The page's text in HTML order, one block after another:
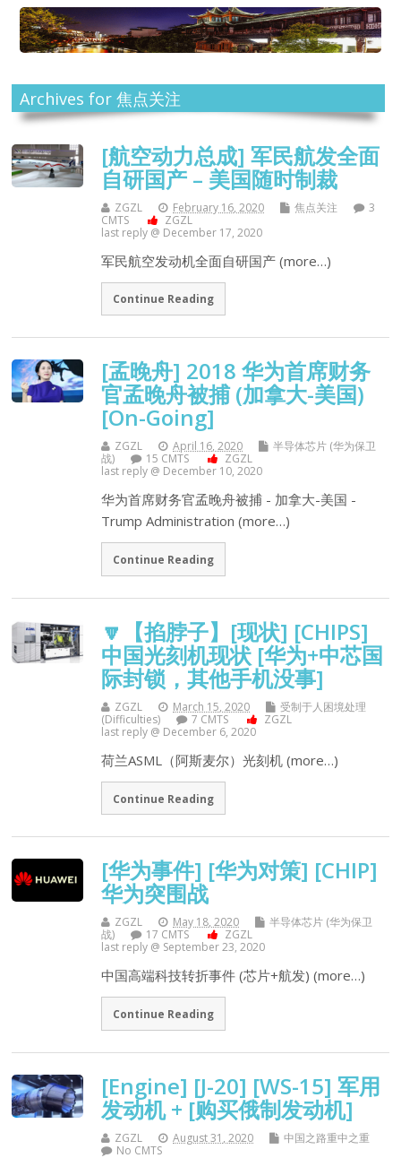
Archives for 焦点关注
[航空动力总成] 军民航发全面
自研国产 – 美国随时制裁
ZGZL February 16, 2020 焦点关注
3
CMTS
ZGZL
last reply @ December 17, 2020
军民航空发动机全面自研国产 (more…)
Continue Reading
[孟晚舟] 2018 华为首席财务
官孟晚舟被捕 (加拿大-美国)
[On-Going]
ZGZL April 16, 2020
半导体芯片 (华为保卫
战)
15 CMTS
ZGZL
last reply @ December 10, 2020
华为首席财务官孟晚舟被捕 - 加拿大-美国 -
Trump Administration (more…)
Continue Reading
🔽【掐脖子】[现状] [CHIPS]
中国光刻机现状 [华为+中芯国
际封锁，其他手机没事]
ZGZL March 15, 2020
受制于人困境处理
(Difficulties)
7 CMTS
ZGZL
last reply @ December 6, 2020
荷兰ASML（阿斯麦尔）光刻机 (more…)
Continue Reading
[华为事件] [华为对策] [CHIP]
华为突围战
ZGZL May 18, 2020
半导体芯片 (华为保卫
战)
17 CMTS
ZGZL
last reply @ September 23, 2020
中国高端科技转折事件 (芯片+航发) (more…)
Continue Reading
[Engine] [J-20] [WS-15] 军用
发动机 + [购买俄制发动机]
ZGZL August 31, 2020
中国之路重中之重
No CMTS